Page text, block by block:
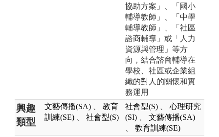
協助方案」、「國小
輔導教師」、「中學
輔導教師」、「社區
諮商輔導」或「人力
資源與管理」等方
向，結合諮商輔導在
學校、社區或企業組
織的對人的關懷和實
務運用
興趣
類型
文藝傳播(SA)
教育
訓練(SE)
社會型(S)
社會型(S)
心理研究
(SI)
文藝傳播(SA)
教育訓練(SE)